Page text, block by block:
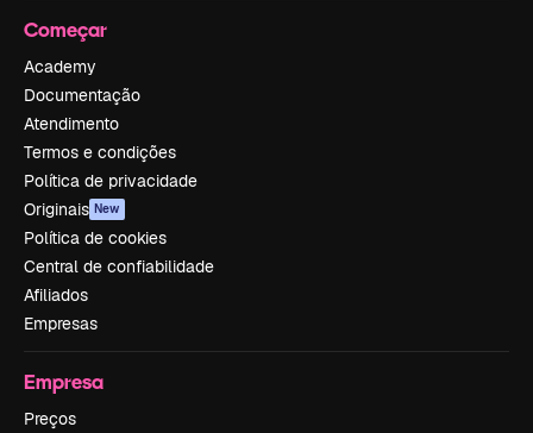
Começar
Academy
Documentação
Atendimento
Termos e condições
Política de privacidade
Originais New
Política de cookies
Central de confiabilidade
Afiliados
Empresas
Empresa
Preços